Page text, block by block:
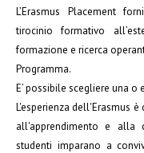
L’Erasmus Placement
tirocinio formativo
formazione e ricerca
Programma.
E’ possibile scegliere una o
L'esperienza dell'Erasmus
all'apprendimento e alla
studenti imparano a